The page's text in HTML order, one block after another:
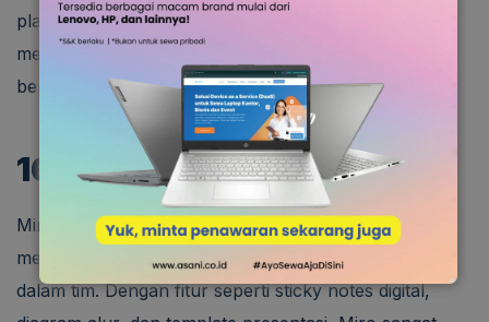
platform. Dengan fitur kolaborasi real-time, Quip
memungkinkan tim untuk bekerja bersama tanpa
berpindah alat.
16. Miro
Miro adalah papan tulis online interaktif yang
memudahkan brainstorming dan kolaborasi kreatif
dalam tim. Dengan fitur seperti sticky notes digital,